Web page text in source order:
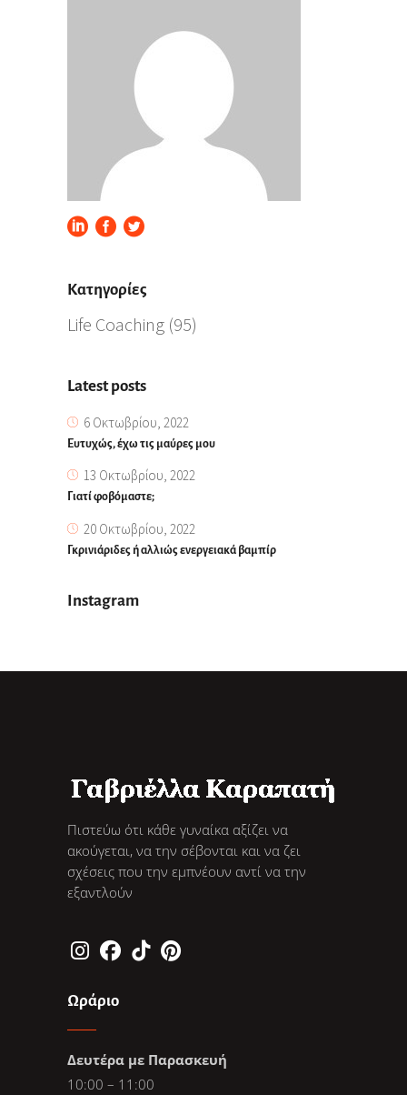
Kατηγορίες
Life Coaching (95)
Latest posts
6 Οκτωβρίου, 2022
Ευτυχώς, έχω τις μαύρες μου
13 Οκτωβρίου, 2022
Γιατί φοβόμαστε;
20 Οκτωβρίου, 2022
Γκρινιάριδες ή αλλιώς ενεργειακά βαμπίρ
Instagram
Πιστεύω ότι κάθε γυναίκα αξίζει να
ακούγεται, να την σέβονται και να ζει
σχέσεις που την εμπνέουν αντί να την
εξαντλούν
Ωράριο
Δευτέρα με Παρασκευή
10:00 – 11:00